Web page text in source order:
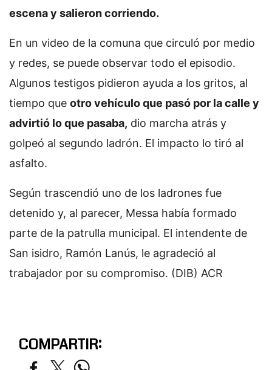
escena y salieron corriendo.
En un video de la comuna que circuló por medio
y redes, se puede observar todo el episodio.
Algunos testigos pidieron ayuda a los gritos, al
tiempo que otro vehículo que pasó por la calle y
advirtió lo que pasaba, dio marcha atrás y
golpeó al segundo ladrón. El impacto lo tiró al
asfalto.
Según trascendió uno de los ladrones fue
detenido y, al parecer, Messa había formado
parte de la patrulla municipal. El intendente de
San isidro, Ramón Lanús, le agradeció al
trabajador por su compromiso. (DIB) ACR
COMPARTIR: